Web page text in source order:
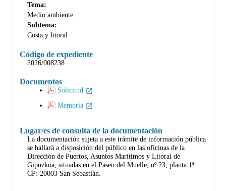
Tema:
Medio ambiente
Subtema:
Costa y litoral
Código de expediente
2026/008238
Documentos
Solicitud
Memoria
Lugar/es de consulta de la documentación
La documentación sujeta a este trámite de información pública
se hallará a disposición del público en las oficinas de la
Dirección de Puertos, Asuntos Marítimos y Litoral de
Gipuzkoa, situadas en el Paseo del Muelle, nº 23; planta 1ª.
CP: 20003 San Sebastián.